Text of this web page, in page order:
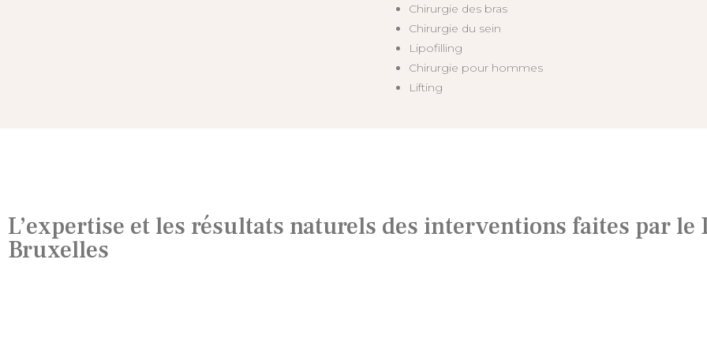
Chirurgie des bras
Chirurgie du sein
Lipofilling
Chirurgie pour hommes
Lifting
L’expertise et les résultats naturels des interventions faites par le
Bruxelles